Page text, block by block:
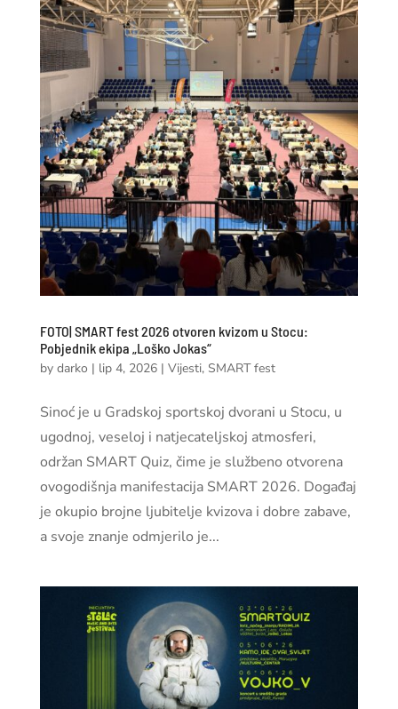
FOTO| SMART fest 2026 otvoren kvizom u Stocu:
Pobjednik ekipa „Loško Jokas“
by darko | lip 4, 2026| Vijesti, SMART fest
Sinoć je u Gradskoj sportskoj dvorani u Stocu, u
ugodnoj, veseloj i natjecateljskoj atmosferi,
održan SMART Quiz, čime je službeno otvorena
ovogodišnja manifestacija SMART 2026. Događaj
je okupio brojne ljubitelje kvizova i dobre zabave,
a svoje znanje odmjerilo je...